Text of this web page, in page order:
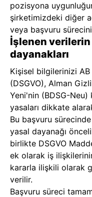
pozisyona
şirketimizdeki diğer
veya başvuru
İşlenen verilerin
dayanakları
Kişisel bilgilerinizi
(DSGVO), Alman
Yeni'nin (BDSG-Neu)
yasaları dikkate
Bu başvuru
yasal dayanağı
birlikte DSGVO
ek olarak iş
kararla ilişkili olarak
verilir.
Başvuru süreci